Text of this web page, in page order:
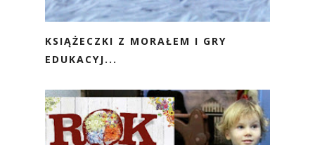
KSIĄŻECZKI Z MORAŁEM I GRY
EDUKACYJ...